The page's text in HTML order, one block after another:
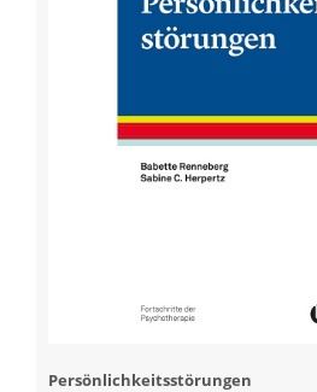
Persönlichkeitsstörungen